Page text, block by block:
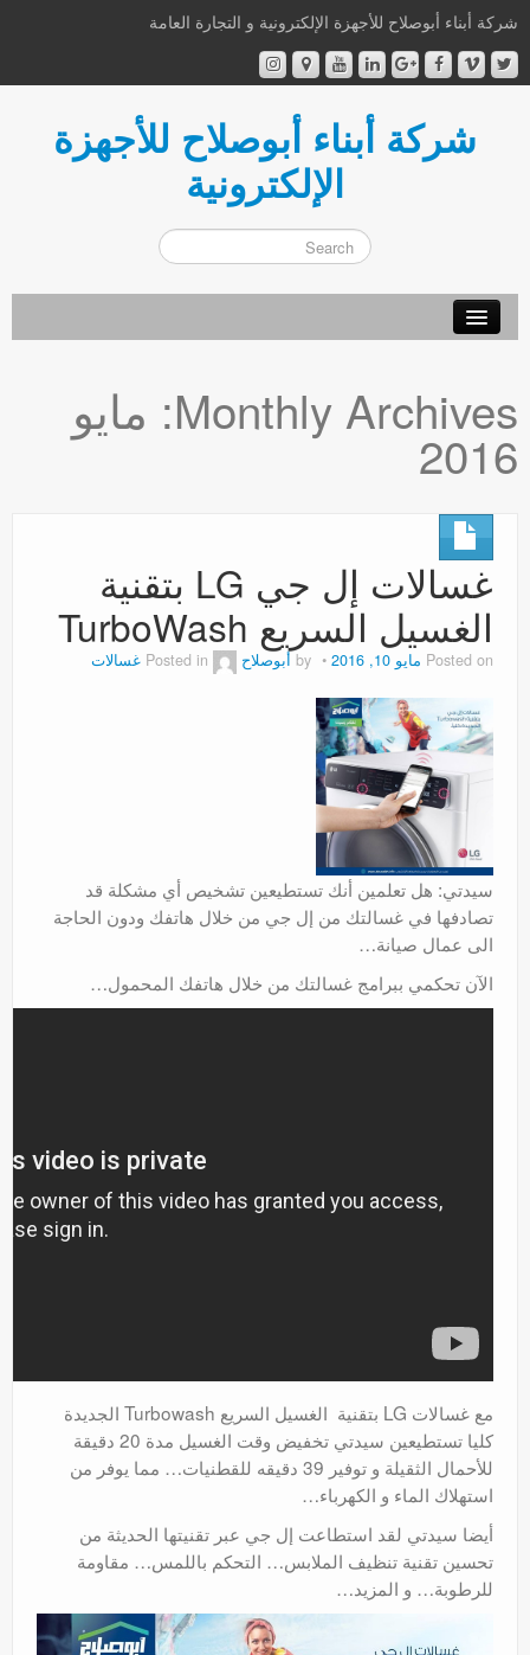
شركة أبناء أبوصلاح للأجهزة الإلكترونية و التجارة العامة
شركة أبناء أبوصلاح للأجهزة
الإلكترونية
من نحن
إتصل بنا
عروض
Monthly Archives: مايو
2016
غسالات إل جي LG بتقنية
الغسيل السريع TurboWash
Posted on مايو 10, 2016 أبوصلاح Posted in غسالات
سيدتي: هل تعلمين أنك تستطيعين تشخيص أي مشكلة قد
تصادفها في غسالتك من إل جي من خلال هاتفك ودون الحاجة
الى عمال صيانة…
الآن تحكمي ببرامج غسالتك من خلال هاتفك المحمول…
مع غسالات LG بتقنية الغسيل السريع Turbowash الجديدة
كليا تستطيعين سيدتي تخفيض وقت الغسيل مدة 20 دقيقة
للأحمال الثقيلة و توفير 39 دقيقه للقطنيات… مما يوفر من
استهلاك الماء و الكهرباء…
أيضا سيدتي لقد استطاعت إل جي عبر تقنيتها الحديثة من
تحسين تقنية تنظيف الملابس… التحكم باللمس… مقاومة
للرطوبة… و المزيد…